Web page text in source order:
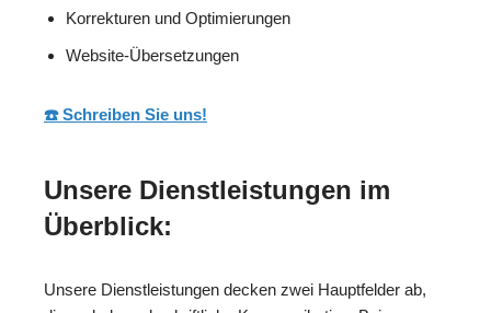
Korrekturen und Optimierungen
Website-Übersetzungen
☎️ Schreiben Sie uns!
Unsere Dienstleistungen im
Überblick:
Unsere Dienstleistungen decken zwei Hauptfelder ab,